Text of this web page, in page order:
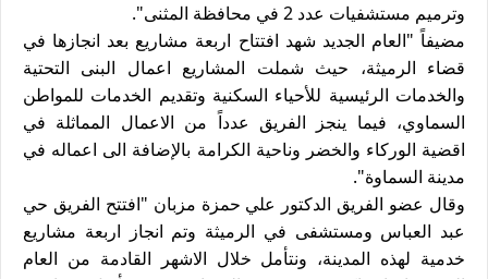
وترميم مستشفيات عدد 2 في محافظة المثنى".
مضيفاً "العام الجديد شهد افتتاح اربعة مشاريع بعد انجازها في
قضاء الرميثة، حيث شملت المشاريع اعمال البنى التحتية
والخدمات الرئيسية للأحياء السكنية وتقديم الخدمات للمواطن
السماوي، فيما ينجز الفريق عدداً من الاعمال المماثلة في
اقضية الوركاء والخضر وناحية الكرامة بالإضافة الى اعماله في
مدينة السماوة".
وقال عضو الفريق الدكتور علي حمزة مزبان "افتتح الفريق حي
عبد العباس ومستشفى في الرميثة وتم انجاز اربعة مشاريع
خدمية لهذه المدينة، ونتأمل خلال الاشهر القادمة من العام